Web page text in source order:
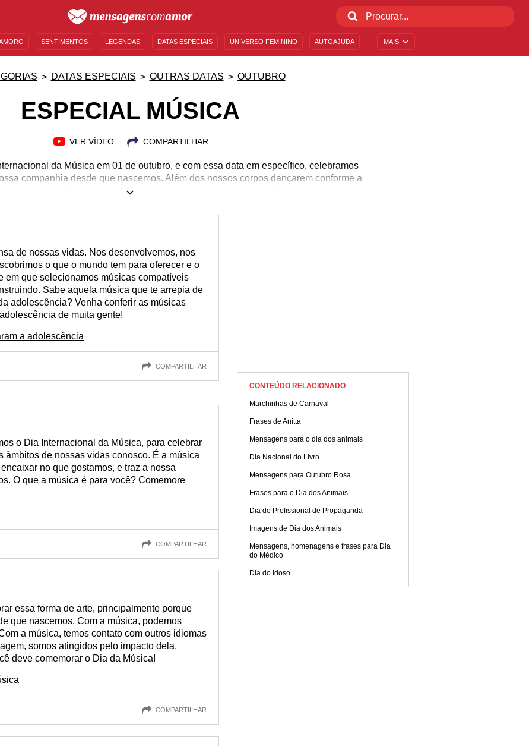
MAIS
SENTIMENTOS LEGENDAS DATAS ESPECIAIS UNIVERSO FEMININO AUTOAJUDA
DATAS ESPECIAIS OUTRAS DATAS OUTUBRO
ESPECIAL MÚSICA
VER VÍDEO COMPARTILHAR
da Música em 01 de outubro, e com essa data em específico, celebramos
companhia desde que nascemos. Além dos nossos corpos dançarem conforme a
também dançam. Essa sintonia é a prova de que essa é uma manifestação
outras coisas. Venha comemorar conosco neste Especial Música, onde separamos
melhores conteúdos sobre o tema. Confira e curta essa melodia!
de nossas vidas. Nos desenvolvemos, nos
o que o mundo tem para oferecer e o
em que selecionamos músicas compatíveis
Sabe aquela música que te arrepia de
adolescência? Venha conferir as músicas
de muita gente!
a adolescência
COMPARTILHAR
o Dia Internacional da Música, para celebrar
âmbitos de nossas vidas conosco. É a música
no que gostamos, e traz a nossa
O que a música é para você? Comemore
COMPARTILHAR
essa forma de arte, principalmente porque
que nascemos. Com a música, podemos
a música, temos contato com outros idiomas
somos atingidos pelo impacto dela.
deve comemorar o Dia da Música!
COMPARTILHAR
CONTEÚDO RELACIONADO
Marchinhas de Carnaval
Frases de Anitta
Mensagens para o dia dos animais
Dia Nacional do Livro
Mensagens para Outubro Rosa
Frases para o Dia dos Animais
Dia do Profissional de Propaganda
Imagens de Dia dos Animais
Mensagens, homenagens e frases para Dia
do Médico
Dia do Idoso